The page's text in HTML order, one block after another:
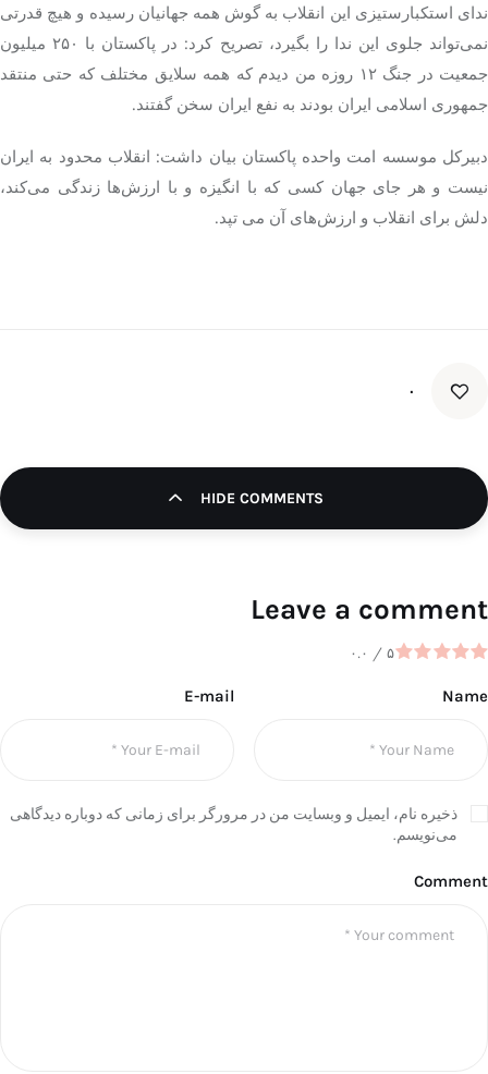
ندای استکبارستیزی این انقلاب به گوش همه جهانیان رسیده و هیچ قدرتی
نمی‌تواند جلوی این ندا را بگیرد، تصریح کرد: در پاکستان با ۲۵۰ میلیون
جمعیت در جنگ ۱۲ روزه من دیدم که همه سلایق مختلف که حتی منتقد
جمهوری اسلامی ایران بودند به نفع ایران سخن گفتند.
دبیرکل موسسه امت واحده پاکستان بیان داشت: انقلاب محدود به ایران
نیست و هر جای جهان کسی که با انگیزه و با ارزش‌ها زندگی می‌کند،
دلش برای انقلاب و ارزش‌های آن می تپد.
۰
HIDE COMMENTS
Leave a comment
۰.۰ / ۵
Name
E-mail
ذخیره نام، ایمیل و وبسایت من در مرورگر برای زمانی که دوباره دیدگاهی
می‌نویسم.
Comment